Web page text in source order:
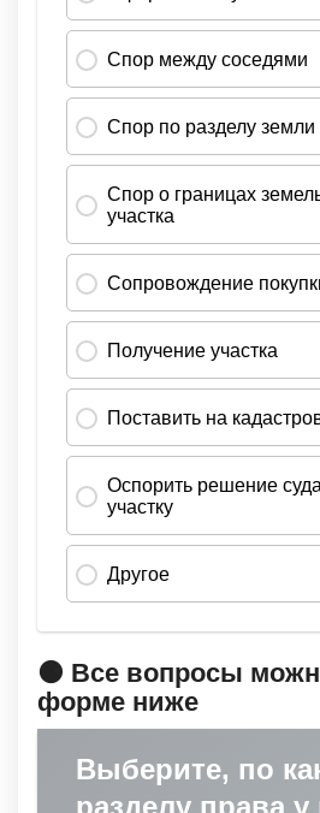
🟠 Все вопросы
форме ниже